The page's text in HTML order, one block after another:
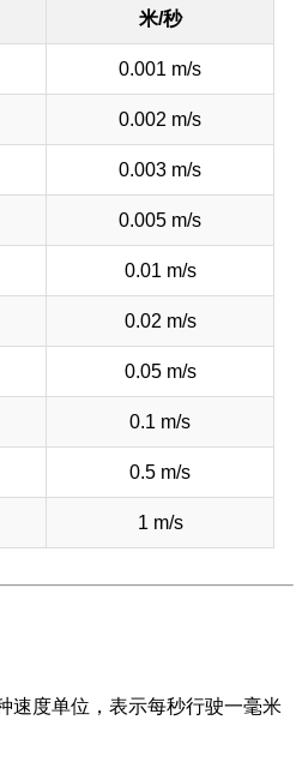
米/秒
0.001 m/s
0.002 m/s
0.003 m/s
0.005 m/s
0.01 m/s
0.02 m/s
0.05 m/s
0.1 m/s
0.5 m/s
1 m/s
速度单位，表示每秒行驶一毫米